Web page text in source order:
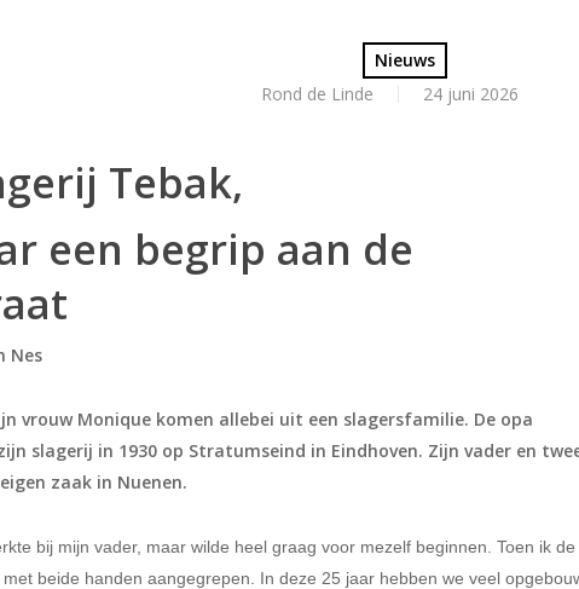
Nieuws
Rond de Linde
24 juni 2026
Tebak,
een begrip aan de
Nes
vrouw Monique komen allebei uit een slagersfamilie. De opa
slagerij in 1930 op Stratumseind in Eindhoven. Zijn vader en
zaak in Nuenen.
bij mijn vader, maar wilde heel graag voor mezelf beginnen. Toen ik
beide handen aangegrepen. In deze 25 jaar hebben we veel